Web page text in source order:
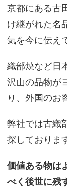
京都にある古
け継がれた名
気を今に伝え
織部焼など日
沢山の品物が
り、外国のお
弊社では古織
探しておりま
価値ある物は
べく後世に残